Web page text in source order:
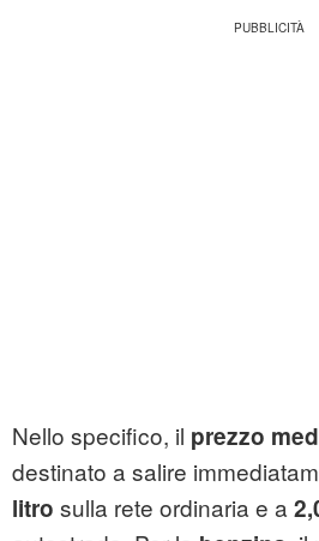
Nello specifico, il prezzo
destinato a salire
litro sulla rete ordinaria e a